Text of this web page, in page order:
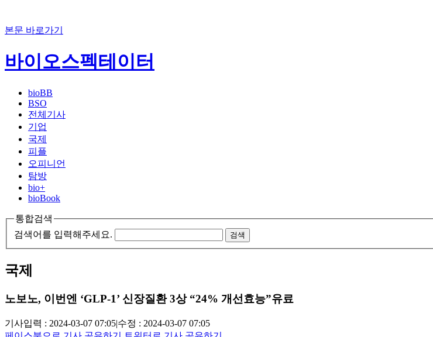
본문 바로가기
바이오스펙테이터
bioBB
BSO
전체기사
기업
국제
피플
오피니언
탐방
bio+
bioBook
통합검색
검색어를 입력해주세요.
검색
국제
노보노, 이번엔 ‘GLP-1’ 신장질환 3상 “24% 개선효능”유료
기사입력 : 2024-03-07 07:05|수정 : 2024-03-07 07:05